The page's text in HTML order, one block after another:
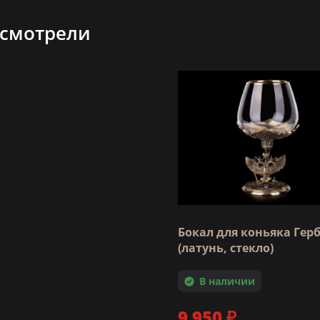
Бокал для коньяка Герб
(латунь, стекло)
В наличии